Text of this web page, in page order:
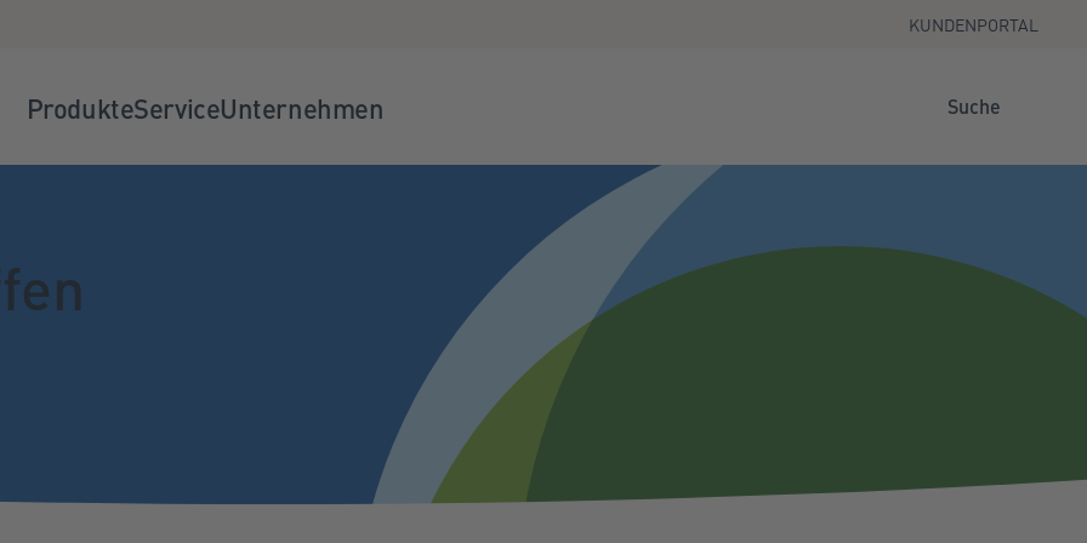
KUNDENPORTAL
ProdukteServiceUnternehmen Suche